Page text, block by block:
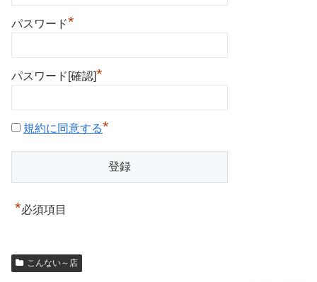
パスワード*
パスワード[確認]*
規約に同意する*
*必須項目
こんない～店